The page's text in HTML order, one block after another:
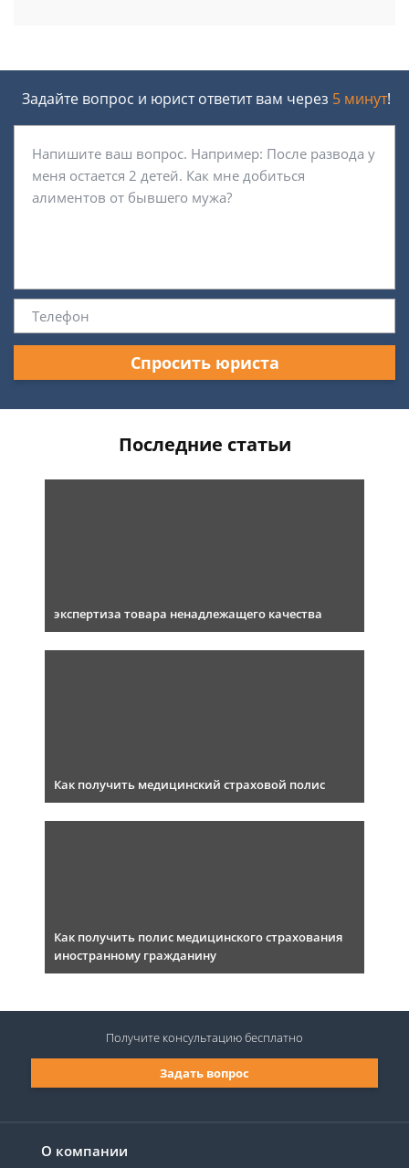
Задайте вопрос и юрист ответит вам через 5 минут!
Спросить юриста
Последние статьи
экспертиза товара ненадлежащего качества
Как получить медицинский страховой полис
Как получить полис медицинского страхования
иностранному гражданину
О компании
Задать вопрос
Получите консультациюбесплатно